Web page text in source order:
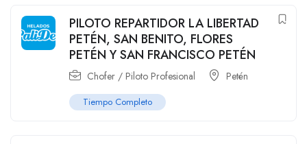
PILOTO REPARTIDOR LA LIBERTAD
PETÉN, SAN BENITO, FLORES
PETÉN Y SAN FRANCISCO PETÉN
Chofer / Piloto Profesional Petén
Tiempo Completo